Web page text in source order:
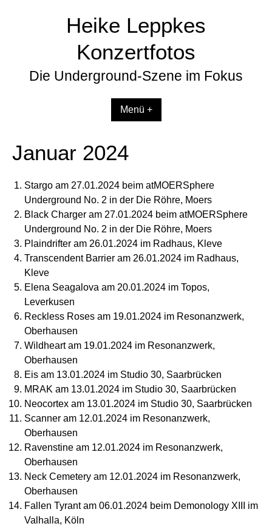
Heike Leppkes
Konzertfotos
Die Underground-Szene im Fokus
Menü +
Januar 2024
Stargo am 27.01.2024 beim atMOERSphere
Underground No. 2 in der Die Röhre, Moers
Black Charger am 27.01.2024 beim atMOERSphere
Underground No. 2 in der Die Röhre, Moers
Plaindrifter am 26.01.2024 im Radhaus, Kleve
Transcendent Barrier am 26.01.2024 im Radhaus,
Kleve
Elena Seagalova am 20.01.2024 im Topos,
Leverkusen
Reckless Roses am 19.01.2024 im Resonanzwerk,
Oberhausen
Wildheart am 19.01.2024 im Resonanzwerk,
Oberhausen
Eis am 13.01.2024 im Studio 30, Saarbrücken
MRAK am 13.01.2024 im Studio 30, Saarbrücken
Neocortex am 13.01.2024 im Studio 30, Saarbrücken
Scanner am 12.01.2024 im Resonanzwerk,
Oberhausen
Ravenstine am 12.01.2024 im Resonanzwerk,
Oberhausen
Neck Cemetery am 12.01.2024 im Resonanzwerk,
Oberhausen
Fallen Tyrant am 06.01.2024 beim Demonology XIII im
Valhalla, Köln